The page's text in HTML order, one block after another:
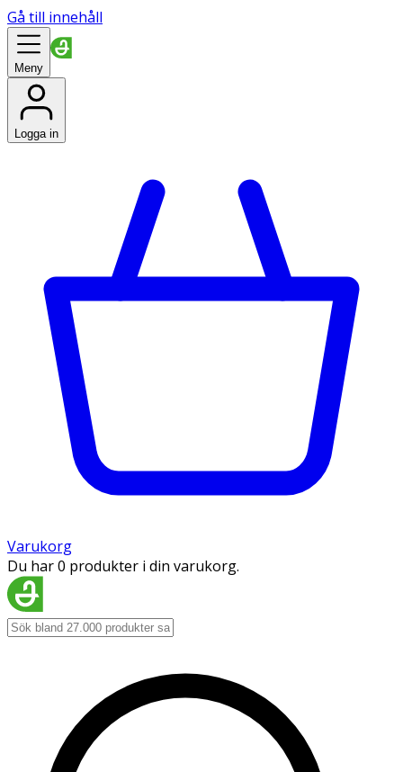
Gå till innehåll
Meny
Logga in
Varukorg
Du har 0 produkter i din varukorg.